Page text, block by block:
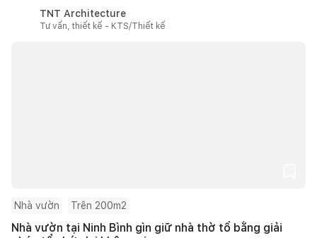
TNT Architecture
Tư vấn, thiết kế - KTS/Thiết kế
Nhà vườn Trên 200m2
Nhà vườn tại Ninh Bình gìn giữ nhà thờ tổ bằng giải